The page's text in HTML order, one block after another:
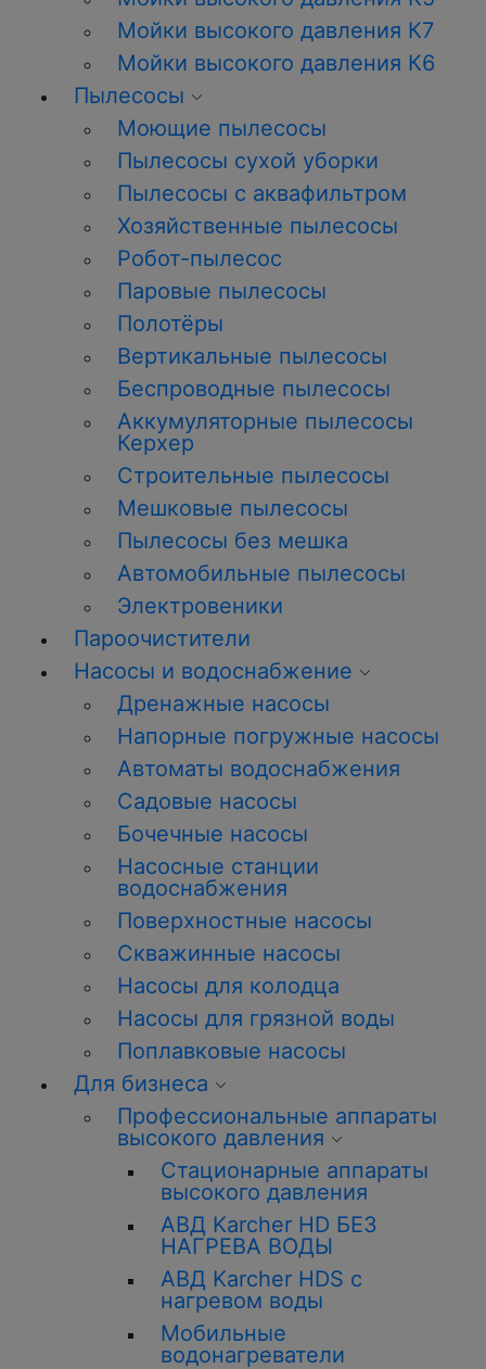
Мойки высокого давления К7
Мойки высокого давления К6
Пылесосы
Моющие пылесосы
Пылесосы сухой уборки
Пылесосы с аквафильтром
Хозяйственные пылесосы
Робот-пылесос
Паровые пылесосы
Полотёры
Вертикальные пылесосы
Беспроводные пылесосы
Аккумуляторные пылесосы
Керхер
Строительные пылесосы
Мешковые пылесосы
Пылесосы без мешка
Автомобильные пылесосы
Электровеники
Пароочистители
Насосы и водоснабжение
Дренажные насосы
Напорные погружные насосы
Автоматы водоснабжения
Садовые насосы
Бочечные насосы
Насосные станции
водоснабжения
Поверхностные насосы
Скважинные насосы
Насосы для колодца
Насосы для грязной воды
Поплавковые насосы
Для бизнеса
Профессиональные аппараты
высокого давления
Стационарные аппараты
высокого давления
АВД Karcher HD БЕЗ
НАГРЕВА ВОДЫ
АВД Karcher HDS с
нагревом воды
Мобильные
водонагреватели